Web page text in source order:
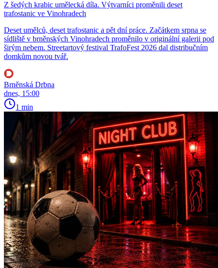
Z šedých krabic umělecká díla. Výtvarníci proměnili deset
trafostanic ve Vinohradech
Deset umělců, deset trafostanic a pět dní práce. Začátkem srpna se
sídliště v brněnských Vinohradech proměnilo v originální galerii pod
širým nebem. Streetartový festival TrafoFest 2026 dal distribučním
domkům novou tvář.
Brněnská Drbna
dnes, 15:00
1 min